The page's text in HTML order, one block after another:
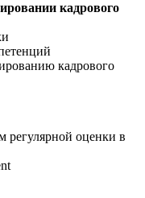
кадрового
кадрового
регулярной оценки в